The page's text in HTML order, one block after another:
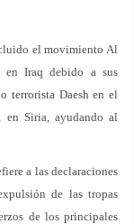
el movimiento Al
Iraq debido a sus
terrorista Daesh en el
en Siria, ayudando al
a las declaraciones
de las tropas
de los principales